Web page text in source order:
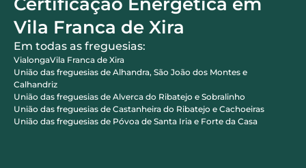
Vila Franca de Xira
Em todas as freguesias:
VialongaVila Franca de Xira
União das freguesias de Alhandra, São João dos Montes e
Calhandriz
União das freguesias de Alverca do Ribatejo e Sobralinho
União das freguesias de Castanheira do Ribatejo e Cachoeiras
União das freguesias de Póvoa de Santa Iria e Forte da Casa